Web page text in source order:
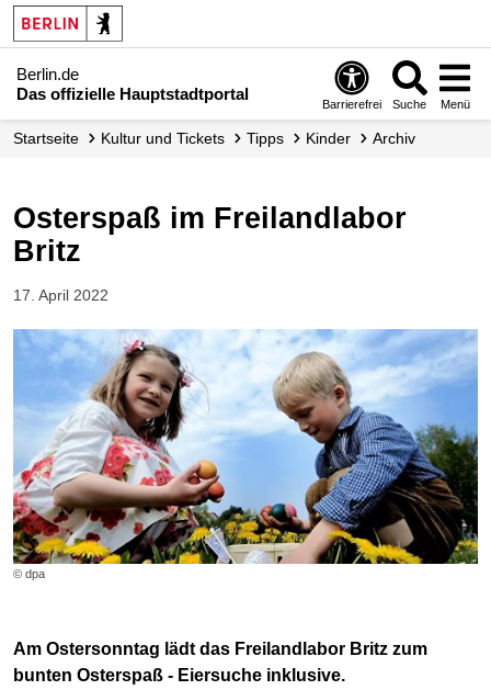
Berlin.de
Das offizielle Hauptstadtportal
Barrierefrei Suche Menü
Startseite Kultur und Tickets Tipps Kinder Archiv
Osterspaß im Freilandlabor
Britz
17. April 2022
© dpa
Am Ostersonntag lädt das Freilandlabor Britz zum
bunten Osterspaß - Eiersuche inklusive.